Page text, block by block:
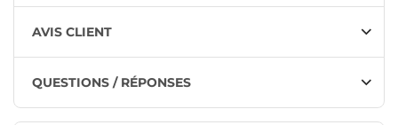
AVIS CLIENT
QUESTIONS / RÉPONSES